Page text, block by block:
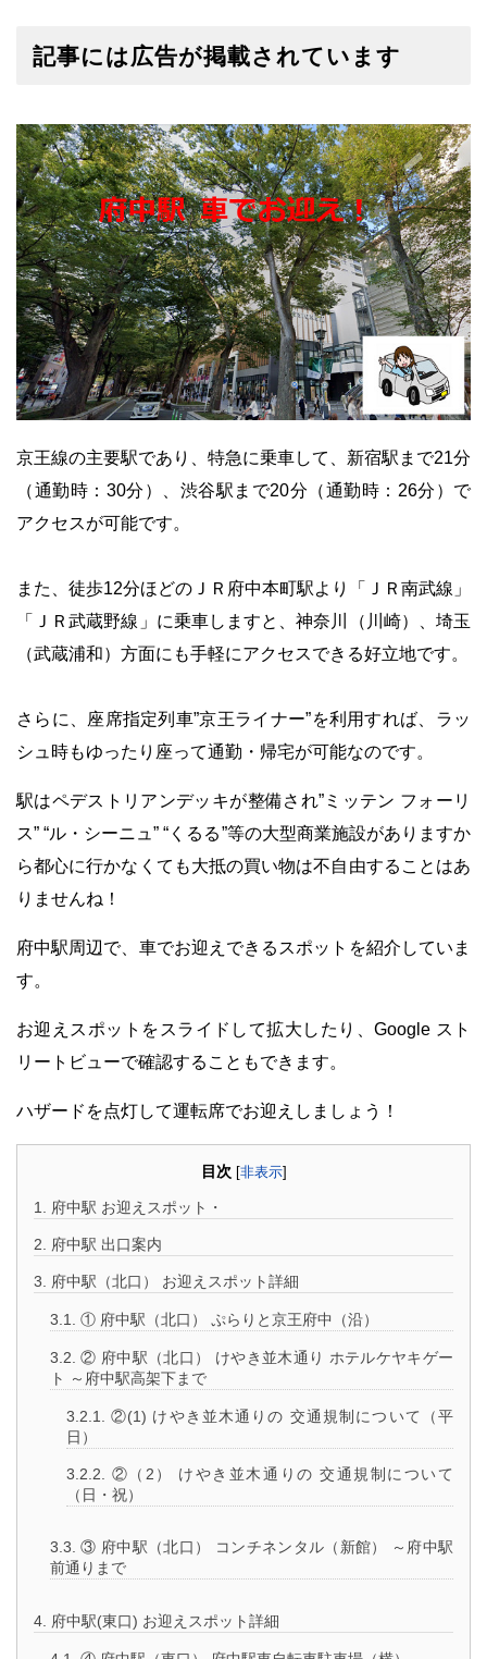
記事には広告が掲載されています
京王線の主要駅であり、特急に乗車して、 新宿駅まで21分
（通勤時：30分）、渋谷駅まで20分（通勤時：26分）で
アクセスが可能です。
また、徒歩12分ほどのＪＲ府中本町駅より「ＪＲ南武線」
「ＪＲ武蔵野線」に乗車しますと、神奈川（川崎）、埼玉
（武蔵浦和）方面にも手軽にアクセスできる好立地です。
さらに、座席指定列車”京王ライナー”を利用すれば、ラッ
シュ時もゆったり座って通勤・帰宅が可能なのです。
駅はペデストリアンデッキが整備され”ミッテン フォーリ
ス” “ル・シーニュ” “ くるる”等の大型商業施設がありますか
ら都心に行かなくても大抵の買い物は不自由することはあ
りませんね！
府中駅周辺で、車でお迎えできるスポットを紹介していま
す。
お迎えスポットをスライドして拡大したり、Google スト
リートビューで確認することもできます。
ハザードを点灯して運転席でお迎えしましょう！
目次 [非表示]
1. 府中駅 お迎えスポット・
2. 府中駅 出口案内
3. 府中駅（北口） お迎えスポット詳細
3.1. ① 府中駅（北口） ぷらりと京王府中（沿）
3.2. ② 府中駅（北口） けやき並木通り ホテルケヤキゲー
ト ～府中駅高架下まで
3.2.1.
②(1) けやき並木通りの 交通規制について（平
日）
3.2.2.
②（2） けやき並木通りの 交通規制について
（日・祝）
3.3. ③ 府中駅（北口） コンチネンタル（新館） ～府中駅
前通りまで
4. 府中駅(東口) お迎えスポット詳細